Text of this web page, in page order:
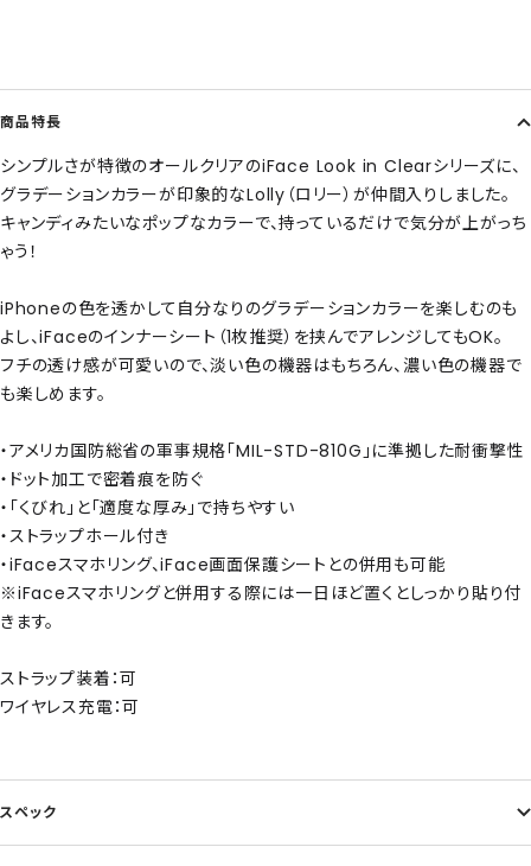
商品特長
シンプルさが特徴のオールクリアのiFace Look in Clearシリーズに、
グラデーションカラーが印象的なLolly（ロリー）が仲間入りしました。
キャンディみたいなポップなカラーで、持っているだけで気分が上がっち
ゃう！
iPhoneの色を透かして自分なりのグラデーションカラーを楽しむのも
よし、iFaceのインナーシート（1枚推奨）を挟んでアレンジしてもOK。
フチの透け感が可愛いので、淡い色の機器はもちろん、濃い色の機器で
も楽しめます。
・アメリカ国防総省の軍事規格「MIL-STD-810G」に準拠した耐衝撃性
・ドット加工で密着痕を防ぐ
・「くびれ」と「適度な厚み」で持ちやすい
・ストラップホール付き
・iFaceスマホリング、iFace画面保護シートとの併用も可能
※iFaceスマホリングと併用する際には一日ほど置くとしっかり貼り付
きます。
ストラップ装着：可
ワイヤレス充電：可
スペック